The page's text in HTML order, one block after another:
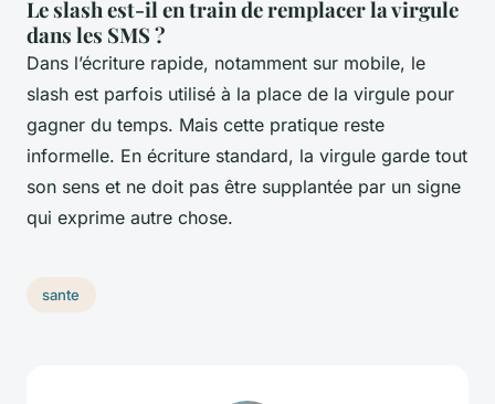
Le slash est-il en train de remplacer la virgule
dans les SMS ?
Dans l’écriture rapide, notamment sur mobile, le
slash est parfois utilisé à la place de la virgule pour
gagner du temps. Mais cette pratique reste
informelle. En écriture standard, la virgule garde tout
son sens et ne doit pas être supplantée par un signe
qui exprime autre chose.
sante